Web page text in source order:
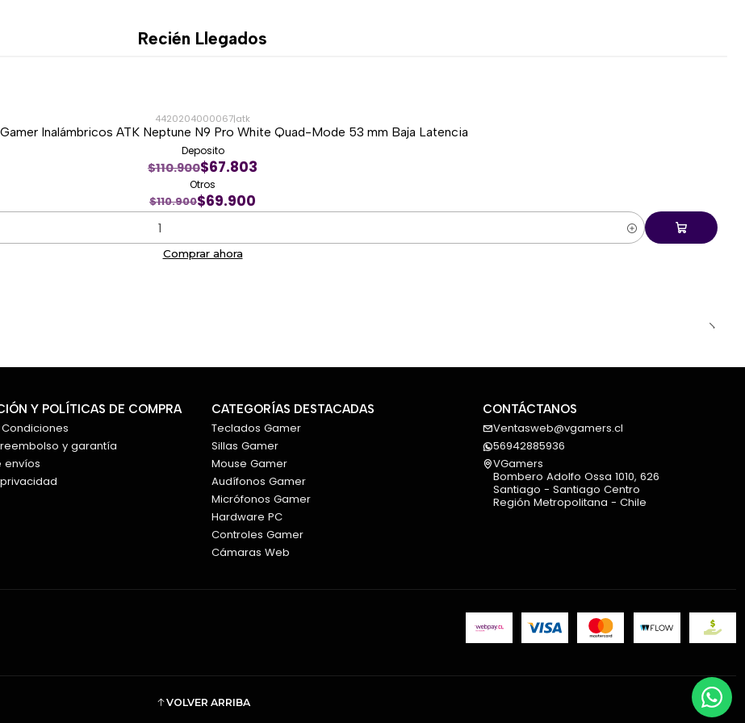
Recién Llegados
4420204000067|atk
Inalámbricos ATK Neptune N9 Pro White Quad-Mode 53 mm Baja Latencia
Deposito
$110.900$67.803
Otros
$110.900$69.900
Comprar ahora
Y POLÍTICAS DE COMPRA
y garantía
envíos
CATEGORÍAS DESTACADAS
Teclados Gamer
Sillas Gamer
Mouse Gamer
Audífonos Gamer
Micrófonos Gamer
Hardware PC
Controles Gamer
Cámaras Web
CONTÁCTANOS
Ventasweb@vgamers.cl
56942885936
VGamers
Bombero Adolfo Ossa 1010, 626
Santiago - Santiago Centro
Región Metropolitana - Chile
VOLVER ARRIBA